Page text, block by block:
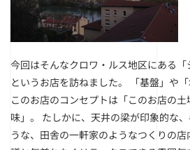
今回はそんなクロワ・ルス地区にある「
というお店を訪ねました。 「基盤」や
このお店のコンセプトは「このお店の
味」。 たしかに、天井の梁が印象的な
うな、田舎の一軒家のようなつくりの